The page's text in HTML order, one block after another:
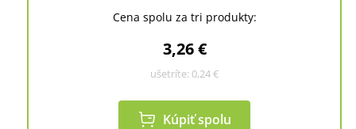
Cena spolu za tri produkty:
3,26 €
ušetríte: 0,24 €
Kúpiť spolu